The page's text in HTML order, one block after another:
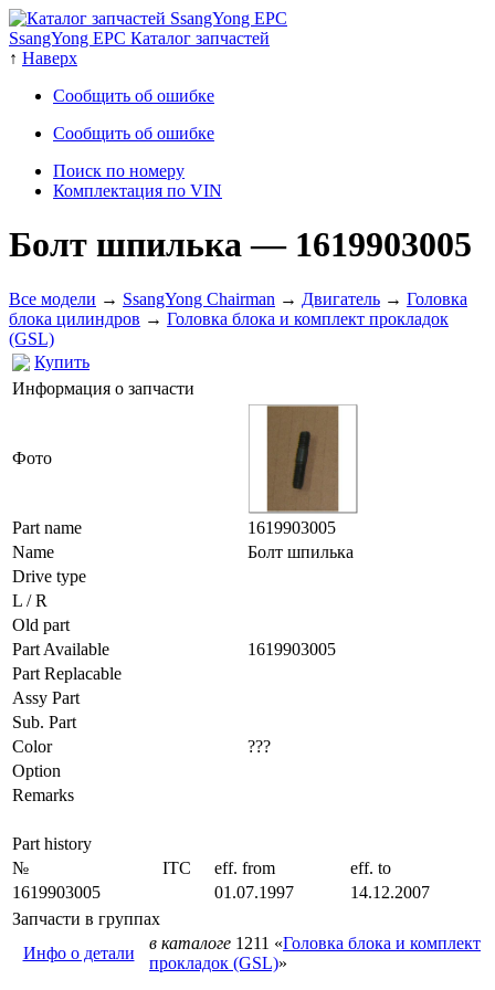
SsangYong EPC Каталог запчастей
↑ Наверх
Сообщить об ошибке
Сообщить об ошибке
Поиск по номеру
Комплектация по VIN
Болт шпилька— 1619903005
Все модели → SsangYong Chairman → Двигатель → Головка
блока цилиндров → Головка блока и комплект прокладок
(GSL)
Купить
Информация о запчасти
Фото
Part name
1619903005
Name
Болт шпилька
Drive type
L / R
Old part
Part Available
1619903005
Part Replacable
Assy Part
Sub. Part
Color
???
Option
Remarks
Part history
№
ITC eff. from
eff. to
1619903005
01.07.1997
14.12.2007
Запчасти в группах
Инфо о детали
в каталоге 1211 «Головка блока и комплект
прокладок (GSL)»